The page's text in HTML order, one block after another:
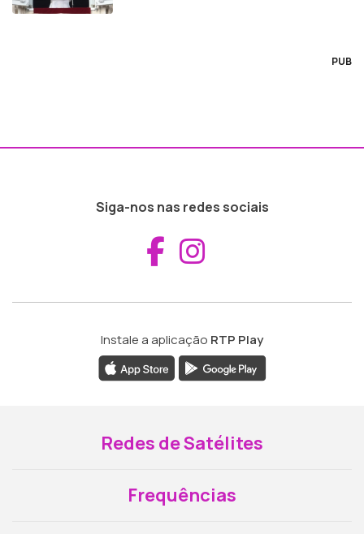
PUB
Siga-nos nas redes sociais
Aceder ao
Instale a aplicação RTP Play
Redes de Satélites
Frequências